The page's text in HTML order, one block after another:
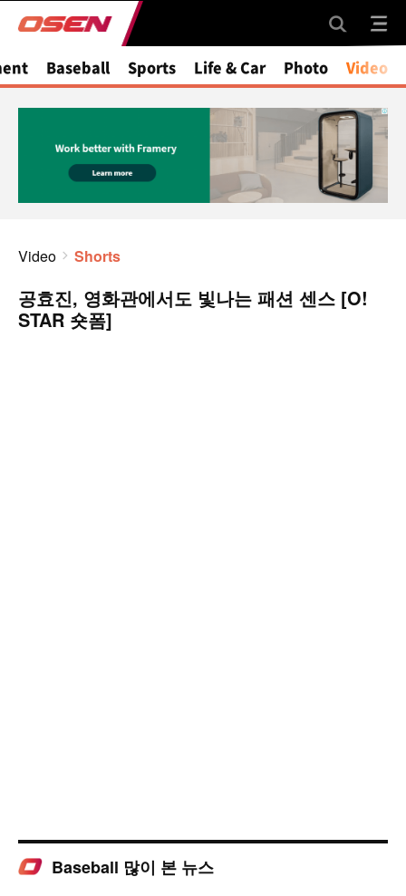
Baseball Sports Life & Car Photo Video
Video Shorts
공효진, 영화관에서도 빛나는 패션 센스 [O!
STAR 숏폼]
Baseball 많이 본 뉴스